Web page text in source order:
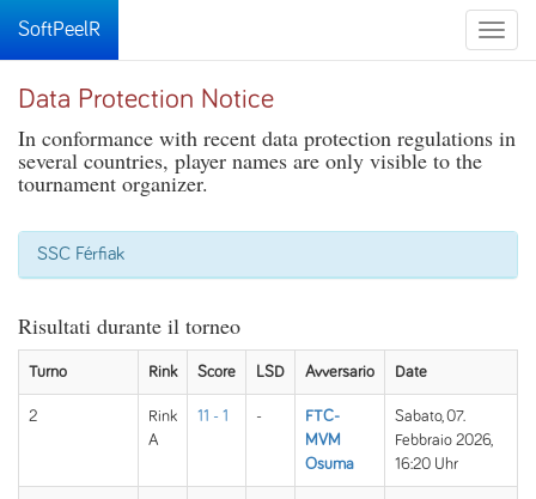
Toggle
SoftPeelR
Data Protection Notice
In conformance with recent data protection regulations in
several countries, player names are only visible to the
tournament organizer.
SSC Férfiak
Risultati durante il torneo
Turno Rink Score LSD Avversario Date
2
Rink
A
11 - 1 -
FTC-
MVM
Osuma
Sabato, 07.
Febbraio 2026,
16:20 Uhr